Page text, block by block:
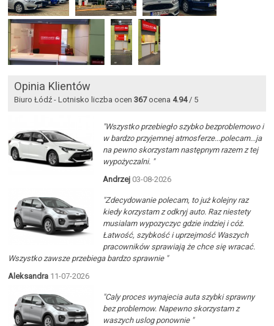
Opinia Klientów
Biuro Łódź - Lotnisko liczba ocen367ocena4.94/ 5
"Wszystko przebiegło szybko bezproblemowo i
w bardzo przyjemnej atmosferze...polecam...ja
na pewno skorzystam następnym razem z tej
wypożyczalni. "
Andrzej 03-08-2026
"Zdecydowanie polecam, to już kolejny raz
kiedy korzystam z odkryj auto. Raz niestety
musialam wypozyczyc gdzie indziej i cóż.
Łatwość, szybkość i uprzejmość Waszych
pracowników sprawiają że chce się wracać.
Wszystko zawsze przebiega bardzo sprawnie "
Aleksandra 11-07-2026
"Caly proces wynajecia auta szybki sprawny
bez problemow. Napewno skorzystam z
waszych uslog ponownie "